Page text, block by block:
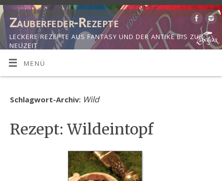
Zauberfeder-Rezepte
LECKERE REZEPTE AUS FANTASY UND DER ANTIKE BIS ZUR
NEUZEIT
MENÜ
Schlagwort-Archiv: Wild
Rezept: Wildeintopf